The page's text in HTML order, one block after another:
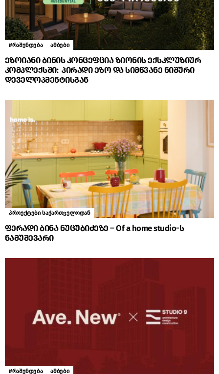
#რაშენდება ამბები
ეზოიანი ბინის კონცეფცია ზიონის ექსკლუზიურ
კომპლექსში: პირადი ეზო და სიმწვანე ნიშური
დეველოპმენტისგან
პროექტები საქართველოდან
ფერადი ბინა ნუცუბიძეზე – Of a home studio-ს
ნამუშევარი
#რაშენდება ამბები